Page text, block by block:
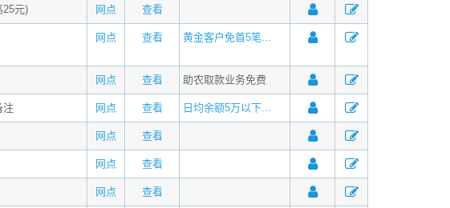
25元) 网点 查看
网点 查看 黄金客户免首5笔...
网点 查看 助农取款业务免费
注 网点 查看 日均余额5万以下...
网点 查看
网点 查看
网点 查看